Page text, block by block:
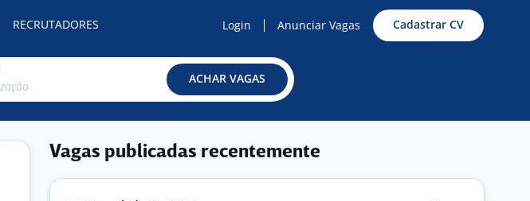
RECRUTADORES Login Anunciar Vagas Cadastrar CV
ACHAR VAGAS
Vagas publicadas recentemente